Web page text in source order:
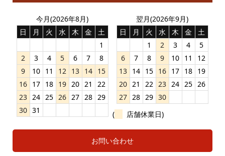
今月(2026年8月)
日
月 火 水 木 金
土
1
2
3 4 5 6 7
8
9
10 11 12 13 14 15
16 17 18 19 20 21
22
23 24 25 26 27 28 29
30 31
翌月(2026年9月)
日
月 火 水 木 金
土
1
2 3 4
5
6
7 8 9 10 11
12
13 14 15 16 17 18 19
20 21 22 23 24 25 26
27 28 29 30
(
店舗休業日)
お問い合わせ